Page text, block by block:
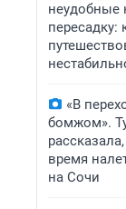
неудобные
пересадку:
«В
бомжом».
время
на Сочи